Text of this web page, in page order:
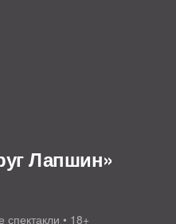
Лапшин»
спектакли • 18+